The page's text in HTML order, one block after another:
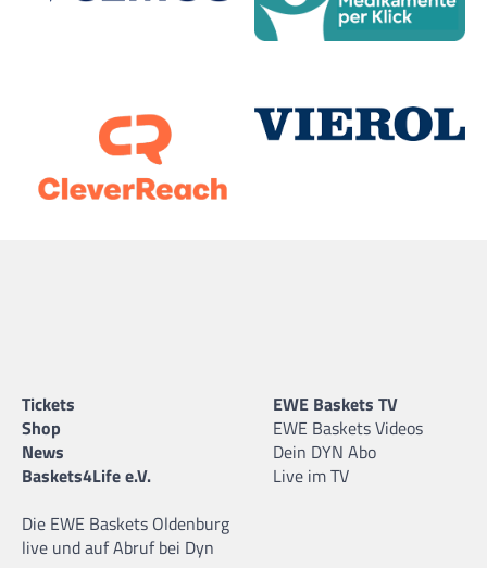
Tickets
Shop
News
Baskets4Life e.V.
Die EWE Baskets Oldenburg
live und auf Abruf bei Dyn
EWE Baskets TV
EWE Baskets Videos
Dein DYN Abo
Live im TV